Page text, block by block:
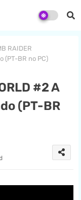
RAIDER
(PT-BR no PC)
#2 A
(PT-BR